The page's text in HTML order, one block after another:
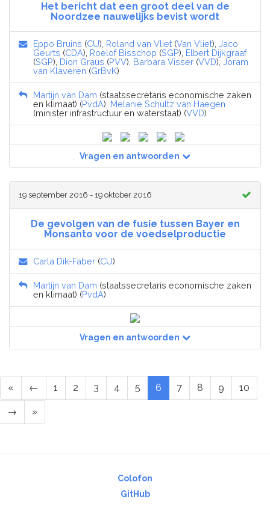
Het bericht dat een groot deel van de
Noordzee nauwelijks bevist wordt
Eppo Bruins (CU), Roland van Vliet (Van Vliet), Jaco
Geurts (CDA), Roelof Bisschop (SGP), Elbert Dijkgraaf
(SGP), Dion Graus (PVV), Barbara Visser (VVD), Joram
van Klaveren (GrBvK)
Martijn van Dam (staatssecretaris economische zaken
en klimaat) (PvdA), Melanie Schultz van Haegen
(minister infrastructuur en waterstaat) (VVD)
Vragen en antwoorden
19 september 2016 - 19 oktober 2016
De gevolgen van de fusie tussen Bayer en
Monsanto voor de voedselproductie
Carla Dik-Faber (CU)
Martijn van Dam (staatssecretaris economische zaken
en klimaat) (PvdA)
Vragen en antwoorden
« ← 1 2 3 4 5 6 7 8 9 10
→ »
Colofon
GitHub